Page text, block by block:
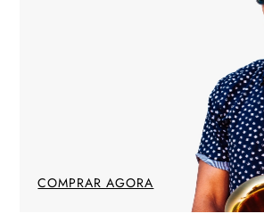
COMPRAR AGORA